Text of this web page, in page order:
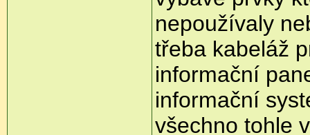
nepoužívaly
třeba kabeláž
informační
informační
všechno tohle